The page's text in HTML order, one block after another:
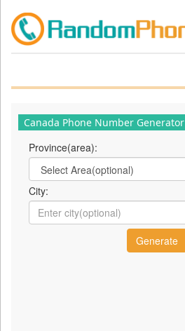
Canada Phone Number Generator
Province(area):
City: